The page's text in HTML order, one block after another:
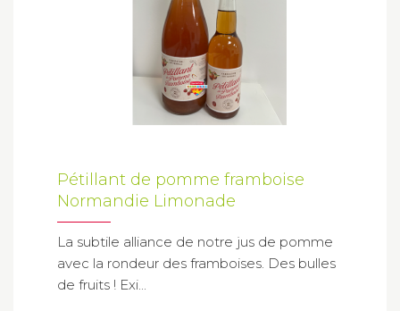
Pétillant de pomme framboise
Normandie Limonade
La subtile alliance de notre jus de pomme
avec la rondeur des framboises. Des bulles
de fruits ! Exi...